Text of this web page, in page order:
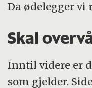
Da ødelegger vi
Skal
Inntil videre er
som gjelder.